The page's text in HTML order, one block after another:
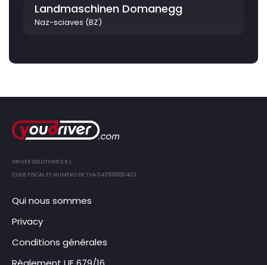
Landmaschinen Domanegg
Naz-sciaves (BZ)
DRIVER SOLUTIONS S.R.L.
CODE FISCAL ET NUMÉRO DE TVA 04359850403
Qui nous sommes
Privacy
Conditions générales